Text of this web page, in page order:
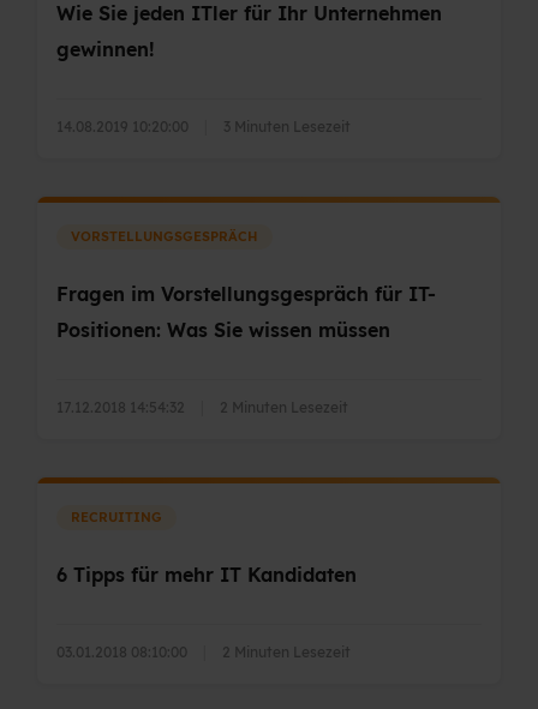
Wie Sie jeden ITler für Ihr Unternehmen
gewinnen!
14.08.2019 10:20:00 3 Minuten Lesezeit
VORSTELLUNGSGESPRÄCH
Fragen im Vorstellungsgespräch für IT-
Positionen: Was Sie wissen müssen
17.12.2018 14:54:32 2 Minuten Lesezeit
RECRUITING
6 Tipps für mehr IT Kandidaten
03.01.2018 08:10:00 2 Minuten Lesezeit